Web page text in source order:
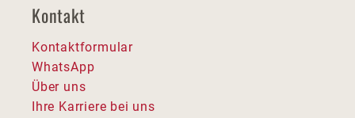
Kontakt
Kontaktformular
WhatsApp
Über uns
Ihre Karriere bei uns